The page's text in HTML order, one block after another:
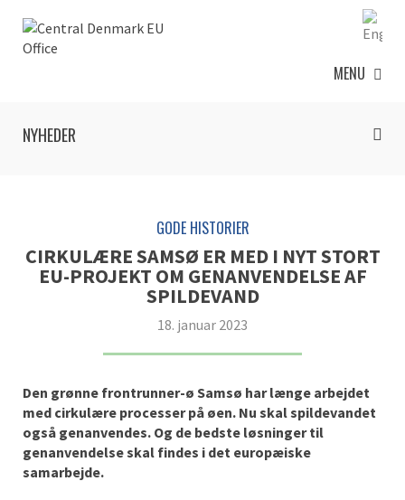
MENU
NYHEDER
GODE HISTORIER
CIRKULÆRE SAMSØ ER MED I NYT STORT
EU-PROJEKT OM GENANVENDELSE AF
SPILDEVAND
18. januar 2023
Den grønne frontrunner-ø Samsø har længe arbejdet
med cirkulære processer på øen. Nu skal spildevandet
også genanvendes. Og de bedste løsninger til
genanvendelse skal findes i det europæiske
samarbejde.